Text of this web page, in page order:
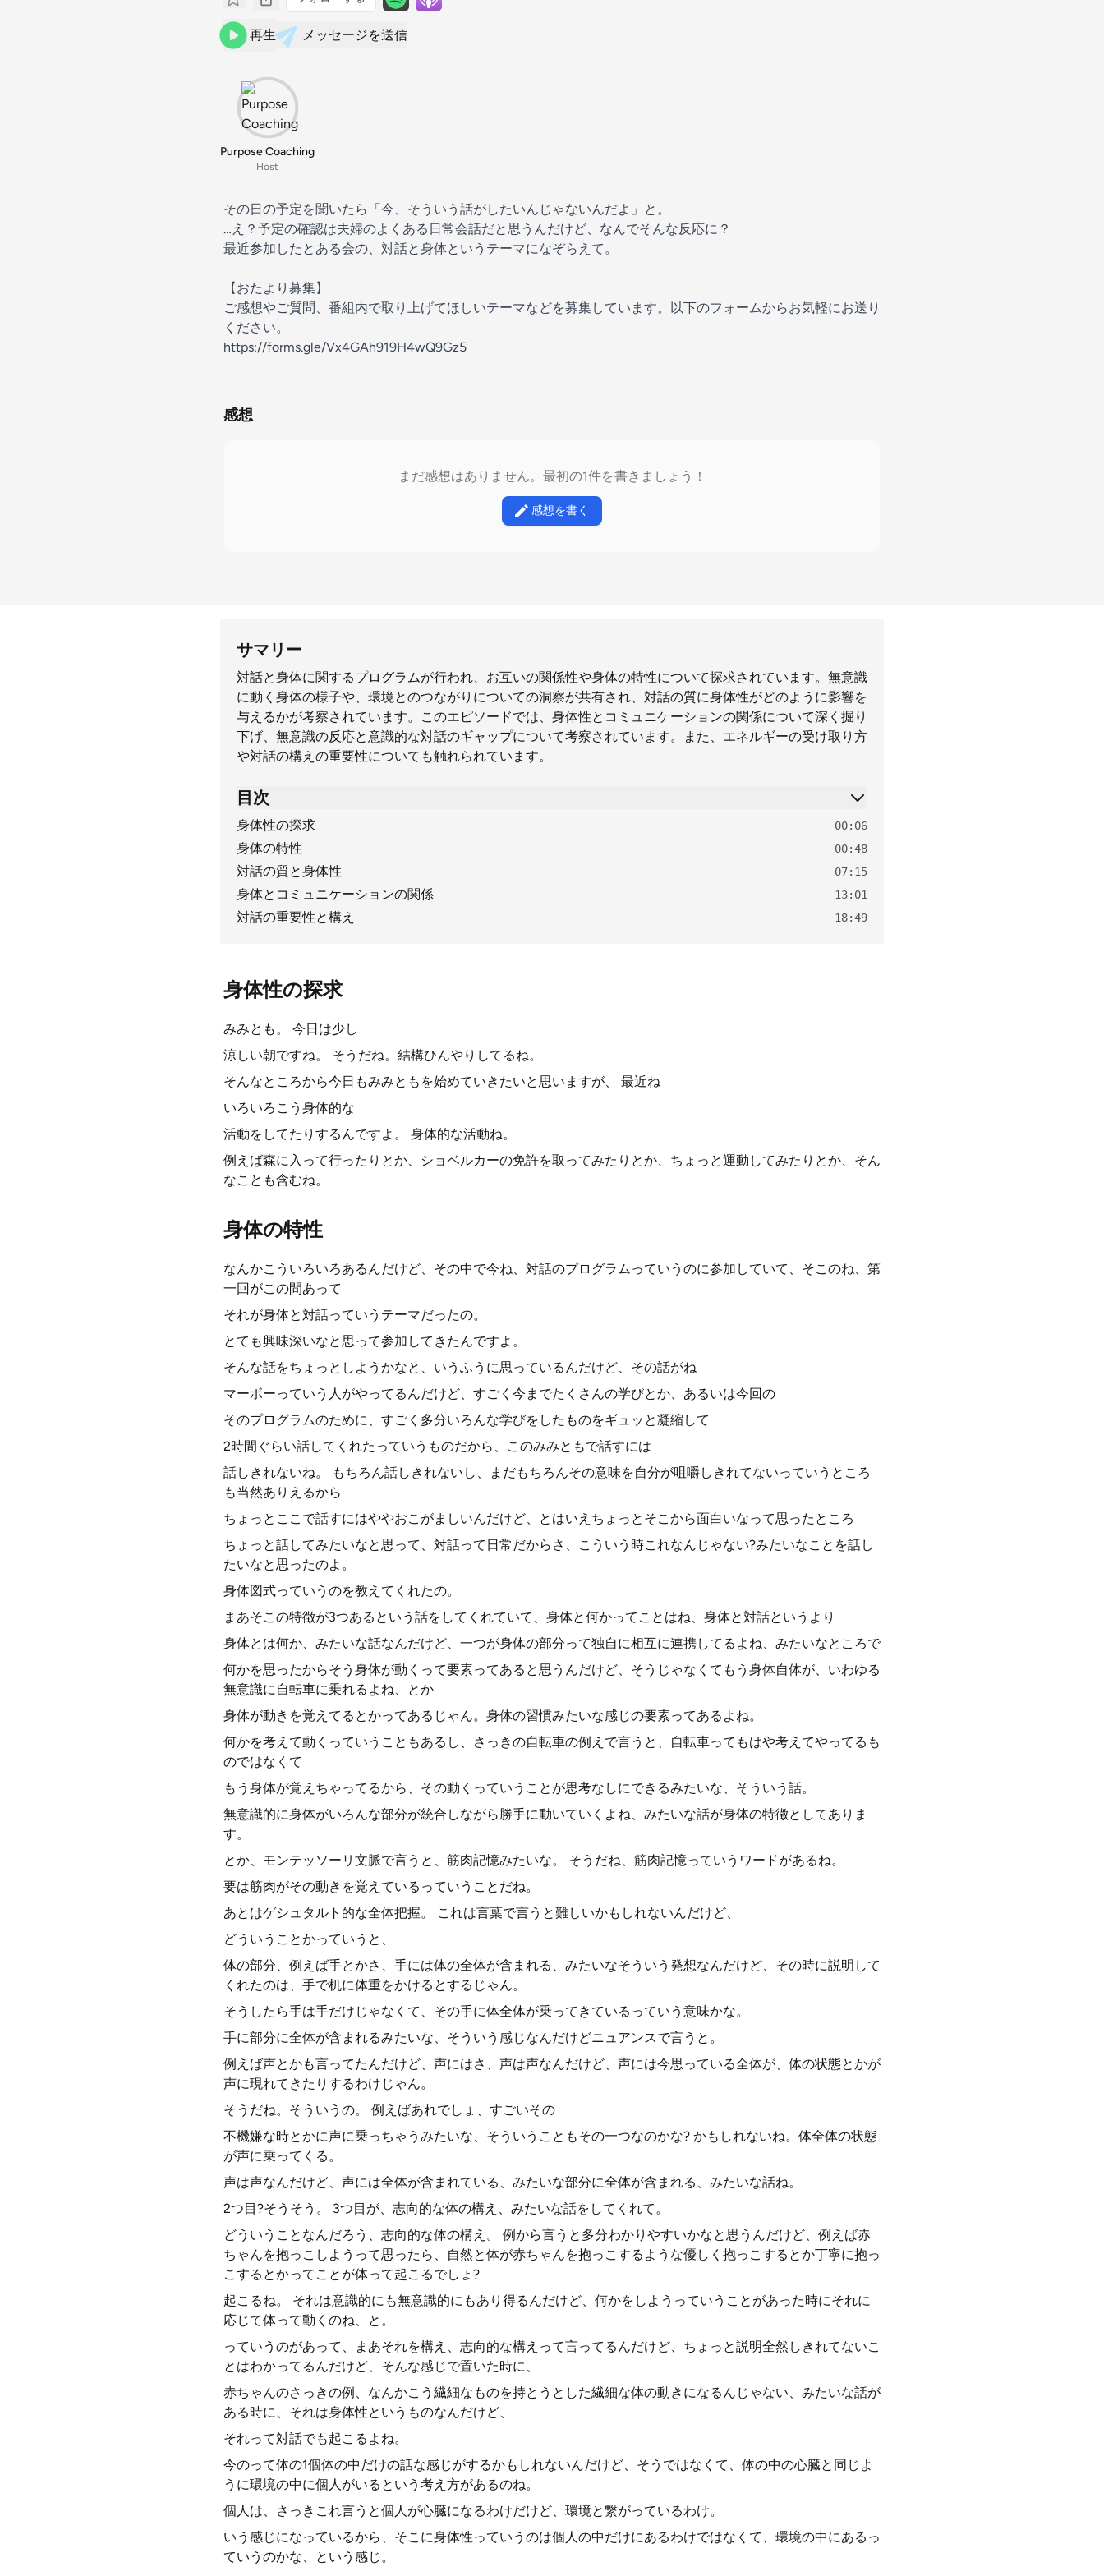
再生 メッセージを送信
Purpose Coaching
Host
その日の予定を聞いたら「今、そういう話がしたいんじゃないんだよ」と。
…え？予定の確認は夫婦のよくある日常会話だと思うんだけど、なんでそんな反応に？
最近参加したとある会の、対話と身体というテーマになぞらえて。
【おたより募集】
ご感想やご質問、番組内で取り上げてほしいテーマなどを募集しています。以下のフォームからお気軽にお送り
ください。
https://forms.gle/Vx4GAh919H4wQ9Gz5
感想
まだ感想はありません。最初の1件を書きましょう！
感想を書く
サマリー
対話と身体に関するプログラムが行われ、お互いの関係性や身体の特性について探求されています。無意識
に動く身体の様子や、環境とのつながりについての洞察が共有され、対話の質に身体性がどのように影響を
与えるかが考察されています。このエピソードでは、身体性とコミュニケーションの関係について深く掘り
下げ、無意識の反応と意識的な対話のギャップについて考察されています。また、エネルギーの受け取り方
や対話の構えの重要性についても触れられています。
目次
身体性の探求 00:06
身体の特性 00:48
対話の質と身体性 07:15
身体とコミュニケーションの関係 13:01
対話の重要性と構え 18:49
身体性の探求
みみとも。 今日は少し
涼しい朝ですね。 そうだね。結構ひんやりしてるね。
そんなところから今日もみみともを始めていきたいと思いますが、 最近ね
いろいろこう身体的な
活動をしてたりするんですよ。 身体的な活動ね。
例えば森に入って行ったりとか、ショベルカーの免許を取ってみたりとか、ちょっと運動してみたりとか、そん
なことも含むね。
身体の特性
なんかこういろいろあるんだけど、その中で今ね、対話のプログラムっていうのに参加していて、そこのね、第
一回がこの間あって
それが身体と対話っていうテーマだったの。
とても興味深いなと思って参加してきたんですよ。
そんな話をちょっとしようかなと、いうふうに思っているんだけど、その話がね
マーボーっていう人がやってるんだけど、すごく今までたくさんの学びとか、あるいは今回の
そのプログラムのために、すごく多分いろんな学びをしたものをギュッと凝縮して
2時間ぐらい話してくれたっていうものだから、このみみともで話すには
話しきれないね。 もちろん話しきれないし、まだもちろんその意味を自分が咀嚼しきれてないっていうところ
も当然ありえるから
ちょっとここで話すにはややおこがましいんだけど、とはいえちょっとそこから面白いなって思ったところ
ちょっと話してみたいなと思って、対話って日常だからさ、こういう時これなんじゃない?みたいなことを話し
たいなと思ったのよ。
身体図式っていうのを教えてくれたの。
まあそこの特徴が3つあるという話をしてくれていて、身体と何かってことはね、身体と対話というより
身体とは何か、みたいな話なんだけど、一つが身体の部分って独自に相互に連携してるよね、みたいなところで
何かを思ったからそう身体が動くって要素ってあると思うんだけど、そうじゃなくてもう身体自体が、いわゆる
無意識に自転車に乗れるよね、とか
身体が動きを覚えてるとかってあるじゃん。身体の習慣みたいな感じの要素ってあるよね。
何かを考えて動くっていうこともあるし、さっきの自転車の例えで言うと、自転車ってもはや考えてやってるも
のではなくて
もう身体が覚えちゃってるから、その動くっていうことが思考なしにできるみたいな、そういう話。
無意識的に身体がいろんな部分が統合しながら勝手に動いていくよね、みたいな話が身体の特徴としてありま
す。
とか、モンテッソーリ文脈で言うと、筋肉記憶みたいな。 そうだね、筋肉記憶っていうワードがあるね。
要は筋肉がその動きを覚えているっていうことだね。
あとはゲシュタルト的な全体把握。 これは言葉で言うと難しいかもしれないんだけど、
どういうことかっていうと、
体の部分、例えば手とかさ、手には体の全体が含まれる、みたいなそういう発想なんだけど、その時に説明して
くれたのは、手で机に体重をかけるとするじゃん。
そうしたら手は手だけじゃなくて、その手に体全体が乗ってきているっていう意味かな。
手に部分に全体が含まれるみたいな、そういう感じなんだけどニュアンスで言うと。
例えば声とかも言ってたんだけど、声にはさ、声は声なんだけど、声には今思っている全体が、体の状態とかが
声に現れてきたりするわけじゃん。
そうだね。そういうの。 例えばあれでしょ、すごいその
不機嫌な時とかに声に乗っちゃうみたいな、そういうこともその一つなのかな? かもしれないね。体全体の状態
が声に乗ってくる。
声は声なんだけど、声には全体が含まれている、みたいな部分に全体が含まれる、みたいな話ね。
2つ目?そうそう。 3つ目が、志向的な体の構え、みたいな話をしてくれて。
どういうことなんだろう、志向的な体の構え。 例から言うと多分わかりやすいかなと思うんだけど、例えば赤
ちゃんを抱っこしようって思ったら、自然と体が赤ちゃんを抱っこするような優しく抱っこするとか丁寧に抱っ
こするとかってことが体って起こるでしょ?
起こるね。 それは意識的にも無意識的にもあり得るんだけど、何かをしようっていうことがあった時にそれに
応じて体って動くのね、と。
っていうのがあって、まあそれを構え、志向的な構えって言ってるんだけど、ちょっと説明全然しきれてないこ
とはわかってるんだけど、そんな感じで置いた時に、
赤ちゃんのさっきの例、なんかこう繊細なものを持とうとした繊細な体の動きになるんじゃない、みたいな話が
ある時に、それは身体性というものなんだけど、
それって対話でも起こるよね。
今のって体の1個体の中だけの話な感じがするかもしれないんだけど、そうではなくて、体の中の心臓と同じよ
うに環境の中に個人がいるという考え方があるのね。
個人は、さっきこれ言うと個人が心臓になるわけだけど、環境と繋がっているわけ。
いう感じになっているから、そこに身体性っていうのは個人の中だけにあるわけではなくて、環境の中にあるっ
ていうのかな、という感じ。